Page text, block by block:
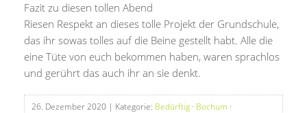
Fazit zu diesen tollen Abend
Riesen Respekt an dieses tolle Projekt der Grundschule,
das ihr sowas tolles auf die Beine gestellt habt. Alle die
eine Tüte von euch bekommen haben, waren sprachlos
und gerührt das auch ihr an sie denkt.
26. Dezember 2020 | Kategorie: Bedürftig · Bochum ·